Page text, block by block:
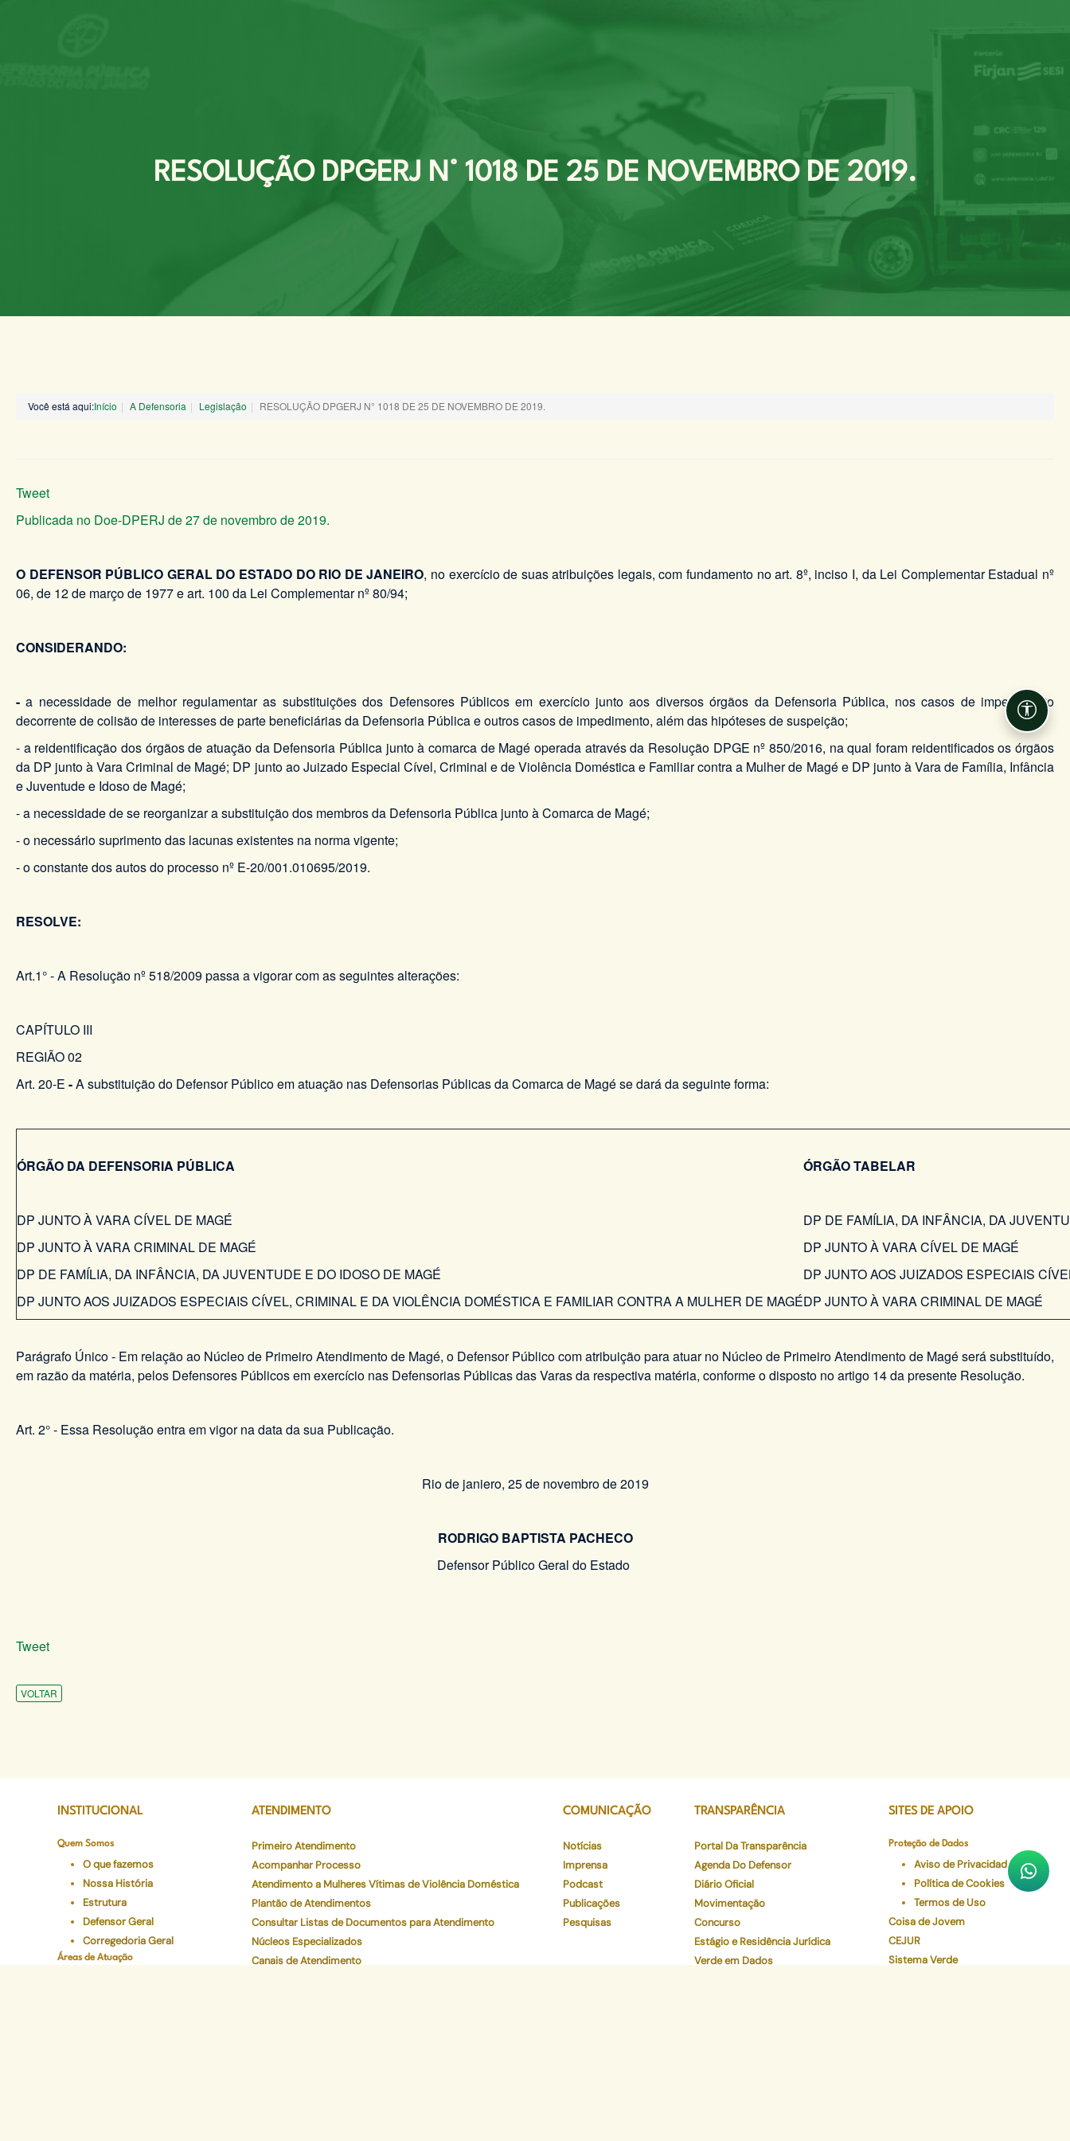
RESOLUÇÃO DPGERJ N° 1018 DE 25 DE NOVEMBRO DE 2019.
Você está aqui:Início A Defensoria Legislação RESOLUÇÃO DPGERJ N° 1018 DE 25 DE NOVEMBRO DE 2019.
Tweet
Publicada no Doe-DPERJ de 27 de novembro de 2019.
O DEFENSOR PÚBLICO GERAL DO ESTADO DO RIO DE JANEIRO, no exercício de suas atribuições legais, com fundamento no art. 8º, inciso I, da Lei Complementar Estadual nº
06, de 12 de março de 1977 e art. 100 da Lei Complementar nº 80/94;
CONSIDERANDO:
- a necessidade de melhor regulamentar as substituições dos Defensores Públicos em exercício junto aos diversos órgãos da Defensoria Pública, nos casos de impedimento
decorrente de colisão de interesses de parte beneficiárias da Defensoria Pública e outros casos de impedimento, além das hipóteses de suspeição;
- a reidentificação dos órgãos de atuação da Defensoria Pública junto à comarca de Magé operada através da Resolução DPGE nº 850/2016, na qual foram reidentificados os órgãos
da DP junto à Vara Criminal de Magé; DP junto ao Juizado Especial Cível, Criminal e de Violência Doméstica e Familiar contra a Mulher de Magé e DP junto à Vara de Família, Infância
e Juventude e Idoso de Magé;
- a necessidade de se reorganizar a substituição dos membros da Defensoria Pública junto à Comarca de Magé;
- o necessário suprimento das lacunas existentes na norma vigente;
- o constante dos autos do processo nº E-20/001.010695/2019.
RESOLVE:
Art.1° - A Resolução nº 518/2009 passa a vigorar com as seguintes alterações:
CAPÍTULO III
REGIÃO 02
Art. 20-E -A substituição do Defensor Público em atuação nas Defensorias Públicas da Comarca de Magé se dará da seguinte forma:
ÓRGÃO DA DEFENSORIA PÚBLICA ÓRGÃO TABELAR
DP JUNTO À VARA CÍVEL DE MAGÉ
DP DE FAMÍLIA, DA INFÂNCIA, DA
DP JUNTO À VARA CRIMINAL DE MAGÉ
DP JUNTO À VARA CÍVEL DE MAGÉ
DP DE FAMÍLIA, DA INFÂNCIA, DA JUVENTUDE E DO IDOSO DE MAGÉ
DP JUNTO AOS JUIZADOS ESPECIAIS
DP JUNTO AOS JUIZADOS ESPECIAIS CÍVEL, CRIMINAL E DA VIOLÊNCIA DOMÉSTICA E FAMILIAR CONTRA A MULHER DE MAGÉDP JUNTO À VARA CRIMINAL DE MAGÉ
Parágrafo Único - Em relação ao Núcleo de Primeiro Atendimento de Magé, o Defensor Público com atribuição para atuar no Núcleo de Primeiro Atendimento de Magé será substituído,
em razão da matéria, pelos Defensores Públicos em exercício nas Defensorias Públicas das Varas da respectiva matéria, conforme o disposto no artigo 14 da presente Resolução.
Art. 2° - Essa Resolução entra em vigor na data da sua Publicação.
Rio de janiero, 25 de novembro de 2019
RODRIGO BAPTISTA PACHECO
Defensor Público Geral do Estado
Tweet
VOLTAR
INSTITUCIONAL
Quem Somos
O que fazemos
Nossa História
Estrutura
Defensor Geral
Corregedoria Geral
Áreas de Atuação
ATENDIMENTO
Primeiro Atendimento
Acompanhar Processo
Atendimento a Mulheres Vítimas de Violência Doméstica
Plantão de Atendimentos
Consultar Listas de Documentos para Atendimento
Núcleos Especializados
Canais de Atendimento
COMUNICAÇÃO
Notícias
Imprensa
Podcast
Publicações
Pesquisas
TRANSPARÊNCIA
Portal Da Transparência
Agenda Do Defensor
Diário Oficial
Movimentação
Concurso
Estágio e Residência Jurídica
Verde em Dados
SITES DE APOIO
Proteção de Dados
Aviso de Privacidade
Política de Cookies
Termos de Uso
Coisa de Jovem
CEJUR
Sistema Verde